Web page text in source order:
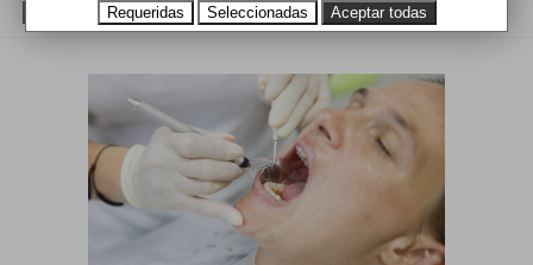
PERIODONTALES?
Requeridas Seleccionadas Aceptar todas